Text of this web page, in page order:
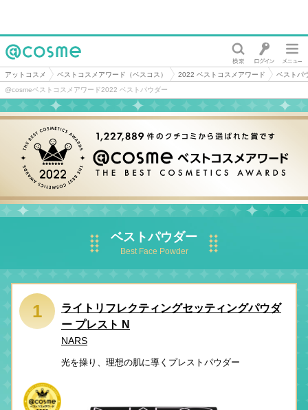
@cosme
アットコスメ ベストコスメアワード（ベスコス） 2022 ベストコスメアワード
ベストパ
@cosmeベストコスメアワード2022 ベストパウダー
ベストパウダー
Best Face Powder
1
ライトリフレクティングセッティングパウダ
ー プレスト N
NARS
光を操り、理想の肌に導くプレストパウダー